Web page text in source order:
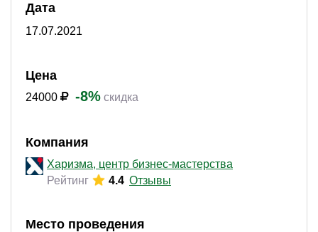
Дата
17.07.2021
Цена
24000 -8% скидка
Компания
Харизма, центр бизнес-мастерства
Рейтинг
4.4 Отзывы
Место проведения